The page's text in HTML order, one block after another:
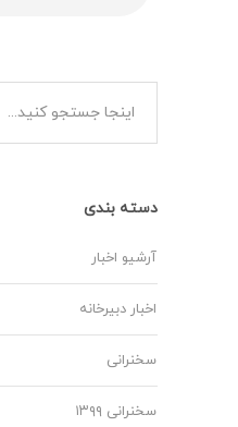
دسته بندی
آرشیو اخبار
اخبار دبیرخانه
سخنرانی
سخنرانی ۱۳۹۹